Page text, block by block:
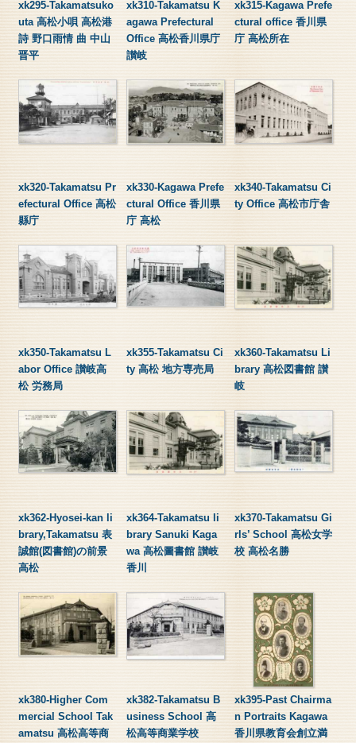
xk295-Takamatsuko
uta 高松小唄 高松港
詩 野口雨情 曲 中山
晋平
xk310-Takamatsu K
agawa Prefectural
Office 高松香川県庁
讃岐
xk315-Kagawa Prefe
ctural office 香川県
庁 高松所在
xk320-Takamatsu Pr
efectural Office 高松
縣庁
xk330-Kagawa Prefe
ctural Office 香川県
庁 高松
xk340-Takamatsu Ci
ty Office 高松市庁舎
xk350-Takamatsu L
abor Office 讃岐高
松 労務局
xk355-Takamatsu Ci
ty 高松 地方専売局
xk360-Takamatsu Li
brary 高松図書館 讃
岐
xk362-Hyosei-kan li
brary,Takamatsu 表
誠館(図書館)の前景
高松
xk364-Takamatsu li
brary Sanuki Kaga
wa 高松圖書館 讃岐
香川
xk370-Takamatsu Gi
rls’ School 高松女学
校 高松名勝
xk380-Higher Com
mercial School Tak
amatsu 高松高等商
xk382-Takamatsu B
usiness School 高
松高等商業学校
xk395-Past Chairma
n Portraits Kagawa
香川県教育会創立満